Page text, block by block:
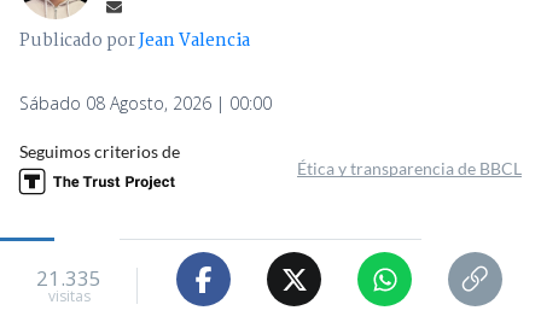
Publicado porJean Valencia
Sábado 08 Agosto, 2026 | 00:00
Seguimos criterios de
Ética y transparencia de BBCL
21.335
visitas